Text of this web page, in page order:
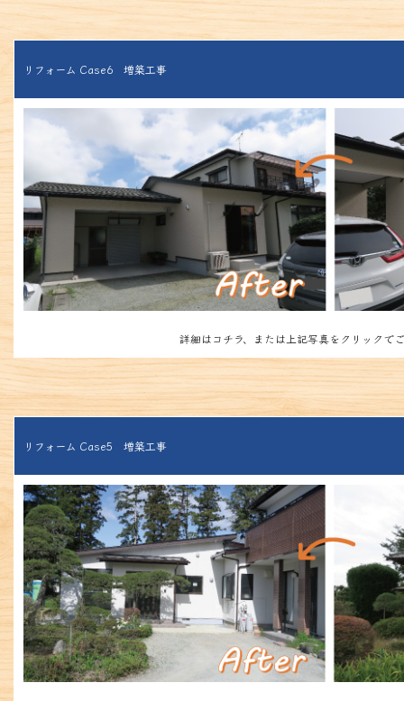
リフォーム Case6 増築工事
詳細はコチラ、または上記写真をクリックで
リフォーム Case5 増築工事